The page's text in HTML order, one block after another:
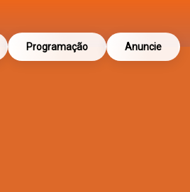
Programação Anuncie